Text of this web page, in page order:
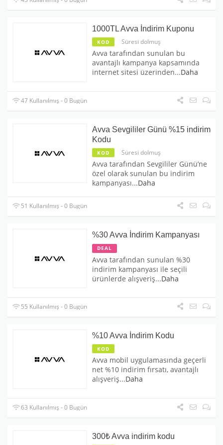
1000TL Avva İndirim Kuponu
KOD Süresi dolmuş
Avva tarafından sunulan bu
avantajlı kampanya kapsamında
internet sitesi üzerinden...Daha
47 Kullanılmış - 0 Bugün
Avva Sevgililer Günü %15 indirim
Kodu
KOD Süresi dolmuş
Avva tarafından Sevgililer Günü’ne
özel olarak sunulan bu indirim
kampanyası...Daha
51 Kullanılmış - 0 Bugün
%30 Avva İndirim Kampanyası
DEAL
Avva tarafından sunulan %30
indirim kampanyası ile seçili
ürünlerde alışveriş...Daha
55 Kullanılmış - 0 Bugün
%10 Avva İndirim Kodu
KOD
Avva mobil uygulamasında geçerli
net %10 indirim fırsatı, avantajlı
alışveriş...Daha
63 Kullanılmış - 0 Bugün
300₺ Avva indirim kodu